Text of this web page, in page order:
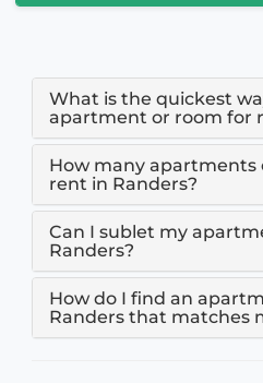
What is the quickest
apartment or room for
How many apartments
rent in Randers?
Can I sublet my
Randers?
How do I find an
Randers that matches